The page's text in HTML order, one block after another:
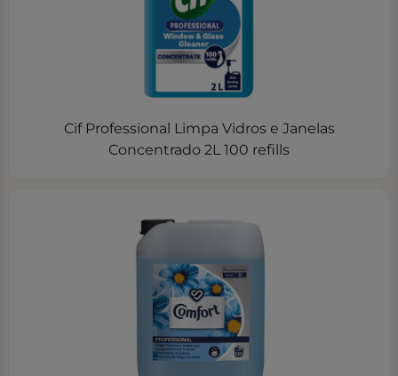
Cif Professional Limpa Vidros e Janelas
Concentrado 2L 100 refills